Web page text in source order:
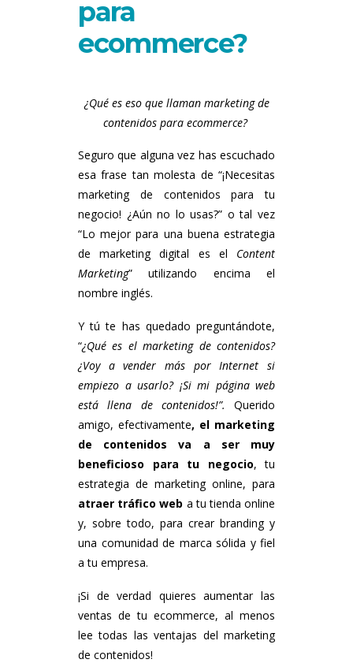
para
ecommerce?
¿Qué es eso que llaman marketing de
contenidos para ecommerce?
Seguro que alguna vez has escuchado
esa frase tan molesta de “¡Necesitas
marketing de contenidos para tu
negocio! ¿Aún no lo usas?” o tal vez
“Lo mejor para una buena estrategia
de marketing digital es el Content
Marketing” utilizando encima el
nombre inglés.
Y tú te has quedado preguntándote,
“¿Qué es el marketing de contenidos?
¿Voy a vender más por Internet si
empiezo a usarlo? ¡Si mi página web
está llena de contenidos!”. Querido
amigo, efectivamente, el marketing
de contenidos va a ser muy
beneficioso para tu negocio, tu
estrategia de marketing online, para
atraer tráfico web a tu tienda online
y, sobre todo, para crear branding y
una comunidad de marca sólida y fiel
a tu empresa.
¡Si de verdad quieres aumentar las
ventas de tu ecommerce, al menos
lee todas las ventajas del marketing
de contenidos!